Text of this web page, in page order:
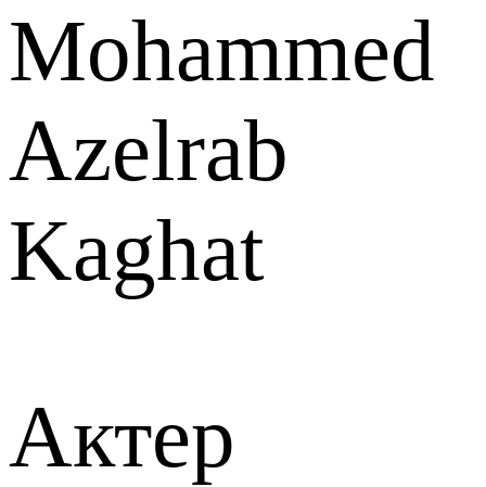
Mohammed
Azelrab
Kaghat
Актер